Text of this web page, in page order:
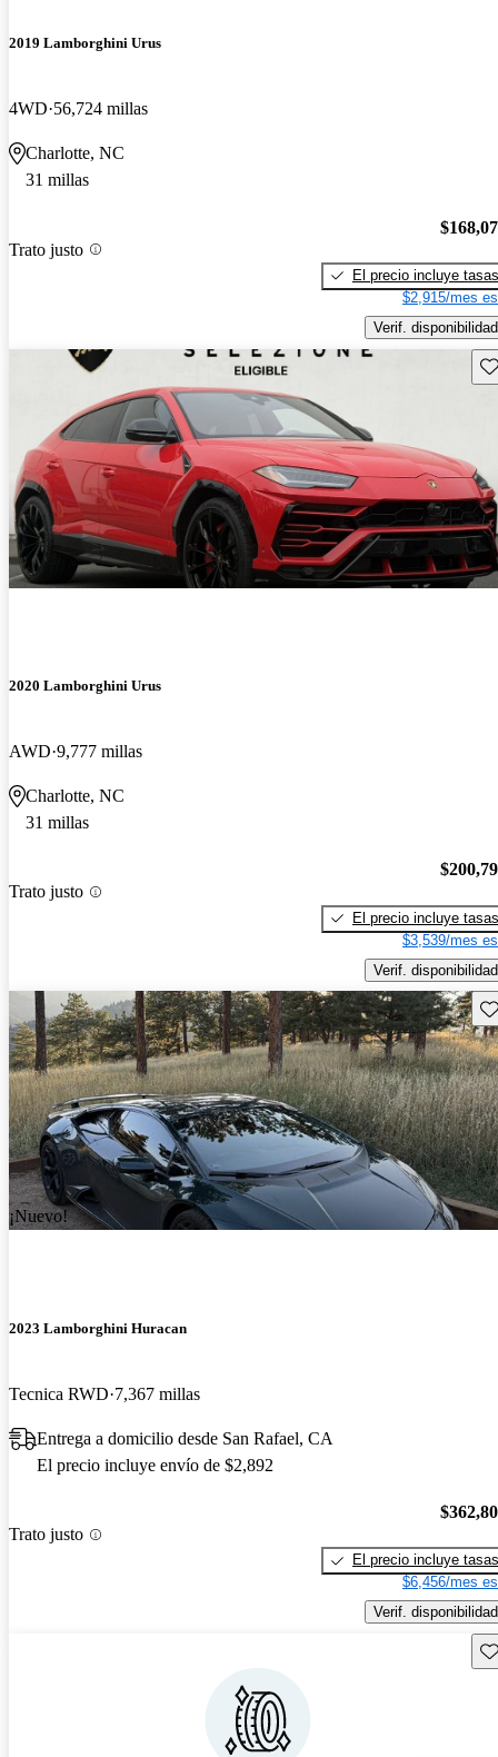
2019 Lamborghini Urus
4WD 56,724 millas
Charlotte, NC
31 millas
Trato justo
El precio incluye tasas
$2,915/mes
Verif. disponibilidad
2020 Lamborghini Urus
AWD 9,777 millas
Charlotte, NC
31 millas
Trato justo
El precio incluye tasas
$3,539/mes
Verif. disponibilidad
¡Nuevo!
2023 Lamborghini Huracan
Tecnica RWD 7,367 millas
Entrega a domicilio desde San Rafael, CA
El precio incluye envío de $2,892
Trato justo
El precio incluye tasas
$6,456/mes
Verif. disponibilidad